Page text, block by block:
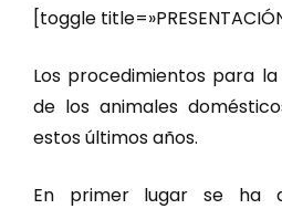
[toggle
Los procedimientos para
de los animales
estos últimos años.
En primer lugar se ha